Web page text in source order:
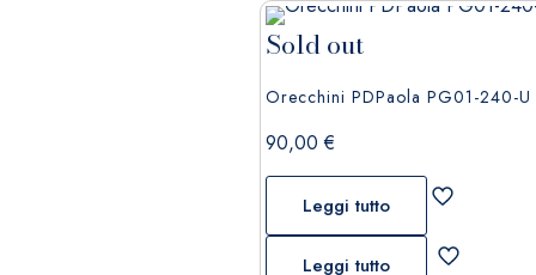
Sold out
Orecchini PDPaola PG01-240-U
90,00€
Leggi tutto
Leggi tutto